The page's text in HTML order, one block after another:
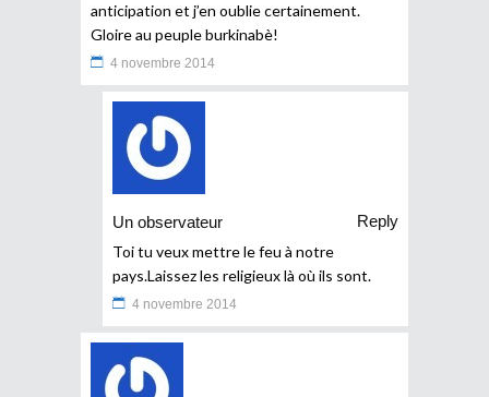
anticipation et j’en oublie certainement.
Gloire au peuple burkinabè!
4 novembre 2014
Un observateur
Reply
Toi tu veux mettre le feu à notre
pays.Laissez les religieux là où ils sont.
4 novembre 2014